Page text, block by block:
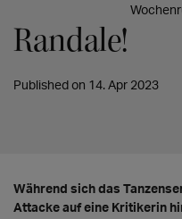
Randale!
Published on 14. Apr 2023
Während sich das
Attacke auf eine Kritikerin